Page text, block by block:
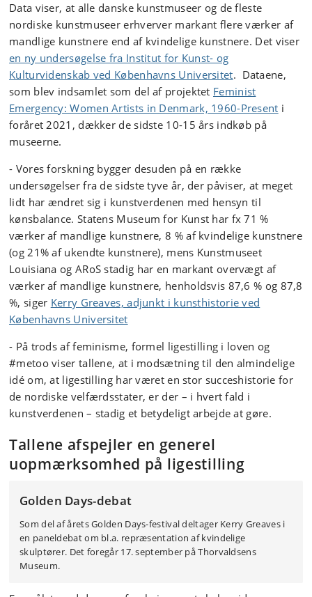
Data viser, at alle danske kunstmuseer og de fleste
nordiske kunstmuseer erhverver markant flere værker af
mandlige kunstnere end af kvindelige kunstnere. Det viser
en ny undersøgelse fra Institut for Kunst- og
Kulturvidenskab ved Københavns Universitet. Dataene,
som blev indsamlet som del af projektet Feminist
Emergency: Women Artists in Denmark, 1960-Present i
foråret 2021, dækker de sidste 10-15 års indkøb på
museerne.
- Vores forskning bygger desuden på en række
undersøgelser fra de sidste tyve år, der påviser, at meget
lidt har ændret sig i kunstverdenen med hensyn til
kønsbalance. Statens Museum for Kunst har fx 71 %
værker af mandlige kunstnere, 8 % af kvindelige kunstnere
(og 21% af ukendte kunstnere), mens Kunstmuseet
Louisiana og ARoS stadig har en markant overvægt ​af ​
værker af mandlige kunstnere, henholdsvis 87,6 % og 87,8
%, siger Kerry Greaves, adjunkt i kunsthistorie ved
Københavns Universitet
- På trods af feminisme, formel ligestilling i loven og
#metoo viser tallene, at i modsætning til den almindelige
idé om, at ligestilling har været en stor succeshistorie for
de nordiske velfærdsstater, er der – i hvert fald i
kunstverdenen – stadig et betydeligt arbejde at gøre.
Tallene afspejler en generel
uopmærksomhed på ligestilling
Golden Days-debat
Som del af årets Golden Days-festival deltager Kerry Greaves i
en paneldebat om bl.a. repræsentation af kvindelige
skulptører. Det foregår 17. september på Thorvaldsens
Museum.